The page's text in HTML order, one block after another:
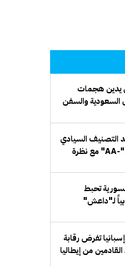
يدين هجمات
السعودية والسفن
التصنيف السيادي
للكويت عند "-AA" مع نظرة
تحبط
لـ"داعش"
تفرض رقابة
من إيطاليا